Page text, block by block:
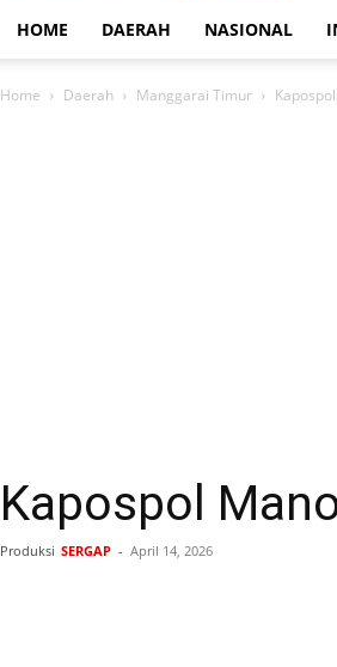
HOME DAERAH NASIONAL
Home Daerah Manggarai Timur
Kapospol
Produksi SERGAP - April 14, 2026